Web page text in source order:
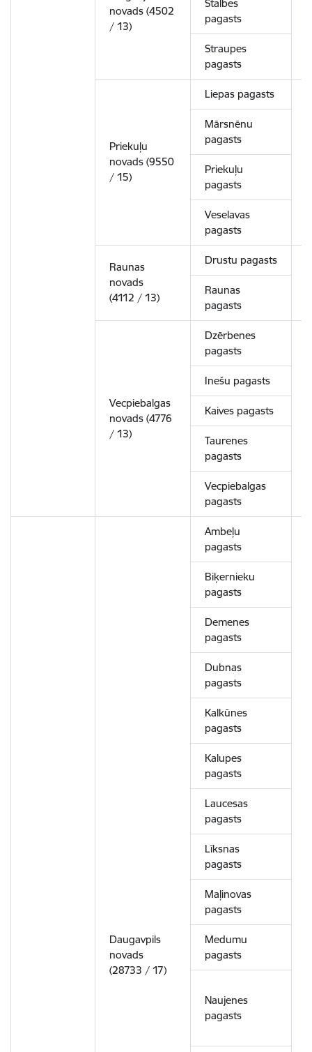
novads (4502
/ 13)
Stalbes
pagasts
Straupes
pagasts
Priekuļu
novads (9550
/ 15)
Liepas pagasts
Mārsnēnu
pagasts
Priekuļu
pagasts
Veselavas
pagasts
Raunas
novads
(4112 / 13)
Drustu pagasts
Raunas
pagasts
Vecpiebalgas
novads (4776
/ 13)
Dzērbenes
pagasts
Inešu pagasts
Kaives pagasts
Taurenes
pagasts
Vecpiebalgas
pagasts
Daugavpils
novads
(28733 / 17)
Ambeļu
pagasts
Biķernieku
pagasts
Demenes
pagasts
Dubnas
pagasts
Kalkūnes
pagasts
Kalupes
pagasts
Laucesas
pagasts
Līksnas
pagasts
Maļinovas
pagasts
Medumu
pagasts
Naujenes
pagasts